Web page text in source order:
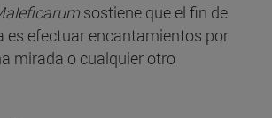
sostiene que el fin de
es efectuar encantamientos por
mirada o cualquier otro